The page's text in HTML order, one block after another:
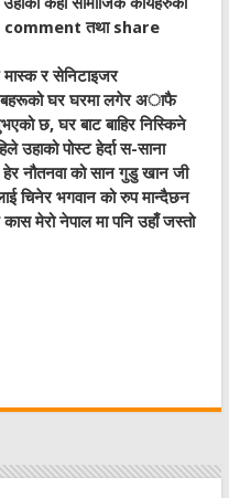
comment तथा share
मास्क र सेनिटाइजर
गरिबहरूको घर घरमा लगेर अाफै
छ, घर बाट बाहिर निस्किने
उहाको पोस्ट हेर्दा स-साना
हेर नौतनवा को सान गुडु खान जी
चिनेर भगवान को रुप मान्दैछन
मेरो नेपाल मा पनि उहाँ जस्तो